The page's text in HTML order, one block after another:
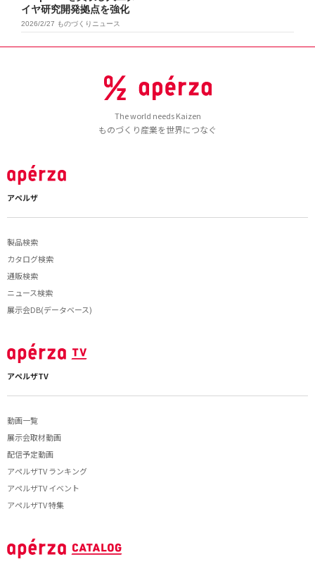
イヤ研究開発拠点を強化
2026/2/27 ものづくりニュース
The world needs Kaizen
ものづくり産業を世界につなぐ
アペルザ
製品検索
カタログ検索
通販検索
ニュース検索
展示会DB(データベース)
アペルザTV
動画一覧
展示会取材動画
配信予定動画
アペルザTV ランキング
アペルザTV イベント
アペルザTV 特集